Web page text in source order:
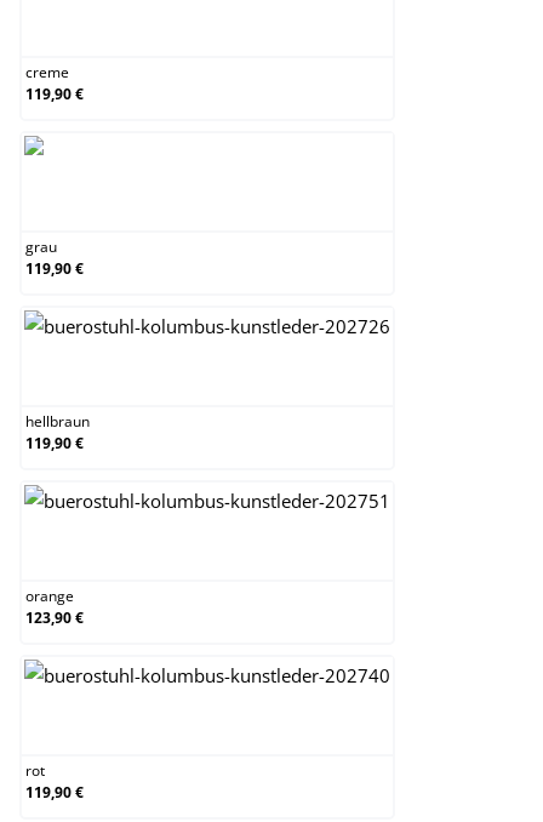
creme
119,90 €
grau
119,90 €
hellbraun
119,90 €
orange
123,90 €
rot
119,90 €